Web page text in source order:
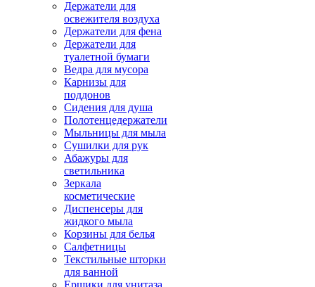
Держатели для
освежителя воздуха
Держатели для фена
Держатели для
туалетной бумаги
Ведра для мусора
Карнизы для
поддонов
Сидения для душа
Полотенцедержатели
Мыльницы для мыла
Сушилки для рук
Абажуры для
светильника
Зеркала
косметические
Диспенсеры для
жидкого мыла
Корзины для белья
Салфетницы
Текстильные шторки
для ванной
Ершики для унитаза